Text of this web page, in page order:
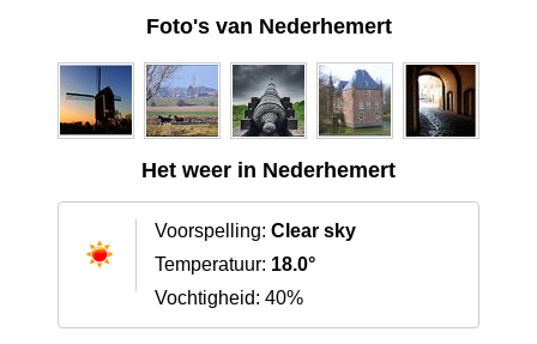
Foto's van Nederhemert
Het weer in Nederhemert
Voorspelling: Clear sky
Temperatuur: 18.0°
Vochtigheid: 40%